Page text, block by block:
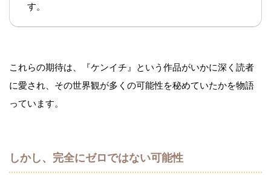
す。
これらの期待は、『ケンイチ』という作品がいかに深く読者
に愛され、その世界観が多くの可能性を秘めていたかを物語
っています。
しかし、完全にゼロではない可能性